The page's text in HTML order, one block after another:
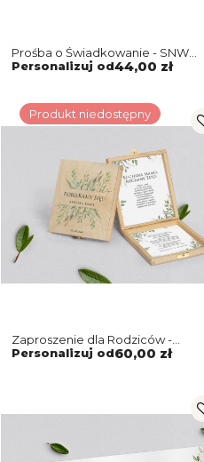
Prośba o Świadkowanie - SNW
brązowa Leaves Motyw 3
Personalizuj od44,00 zł
Produkt niedostępny
Zaproszenie dla Rodziców -
naturalne Leaves Motyw 3
Personalizuj od60,00 zł